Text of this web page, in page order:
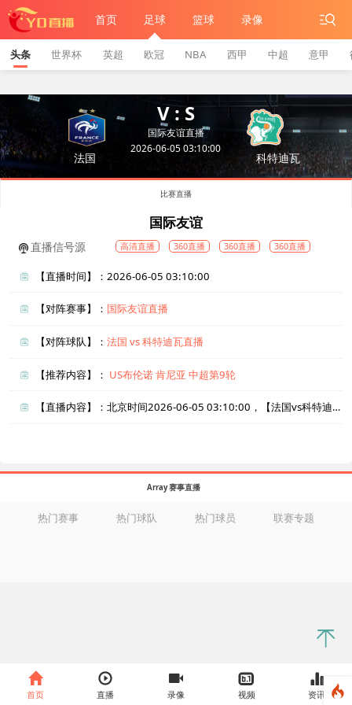
首页 足球 篮球 录像
头条 世界杯 英超 欧冠 NBA 西甲 中超 意甲
法国
V : S
国际友谊直播
2026-06-05 03:10:00
科特迪瓦
比赛直播
国际友谊
直播信号源 高清直播 360直播 360直播 360直播
【直播时间】：2026-06-05 03:10:00
【对阵赛事】： 国际友谊直播
【对阵球队】：法国 vs 科特迪瓦直播
【推荐内容】： US布伦诺肯尼亚 中超第9轮
【直播内容】：北京时间2026-06-05 03:10:00，【法国vs科特迪瓦】直播准时在线播放，喜欢看比赛的朋友可以提前收藏本页面以免错过直播。盈点直播网_足球直播还为您在本页面索引了相关直播、法国直播、科特迪瓦直播的近期比赛列表以及两队历史交锋、两队赛程。
Array 赛事直播
首页 直播 录像 视频 资讯
热门赛事 热门球队 热门球员 联赛专题